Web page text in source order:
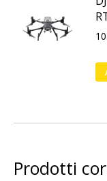
Prodotti